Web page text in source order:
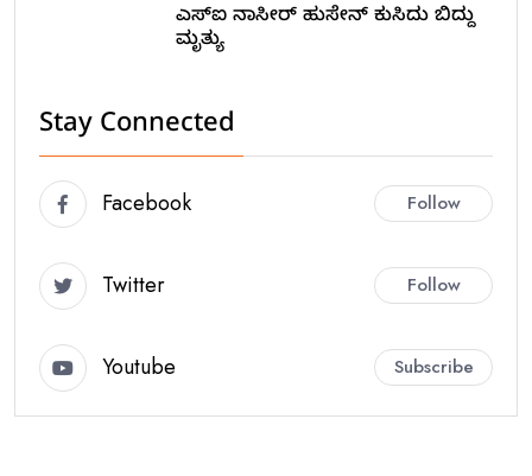
ಎಸ್ಐ ನಾಸೀರ್ ಹುಸೇನ್ ಕುಸಿದು ಬಿದ್ದು
ಮೃತ್ಯು
Stay Connected
Facebook Follow
Twitter Follow
Youtube Subscribe